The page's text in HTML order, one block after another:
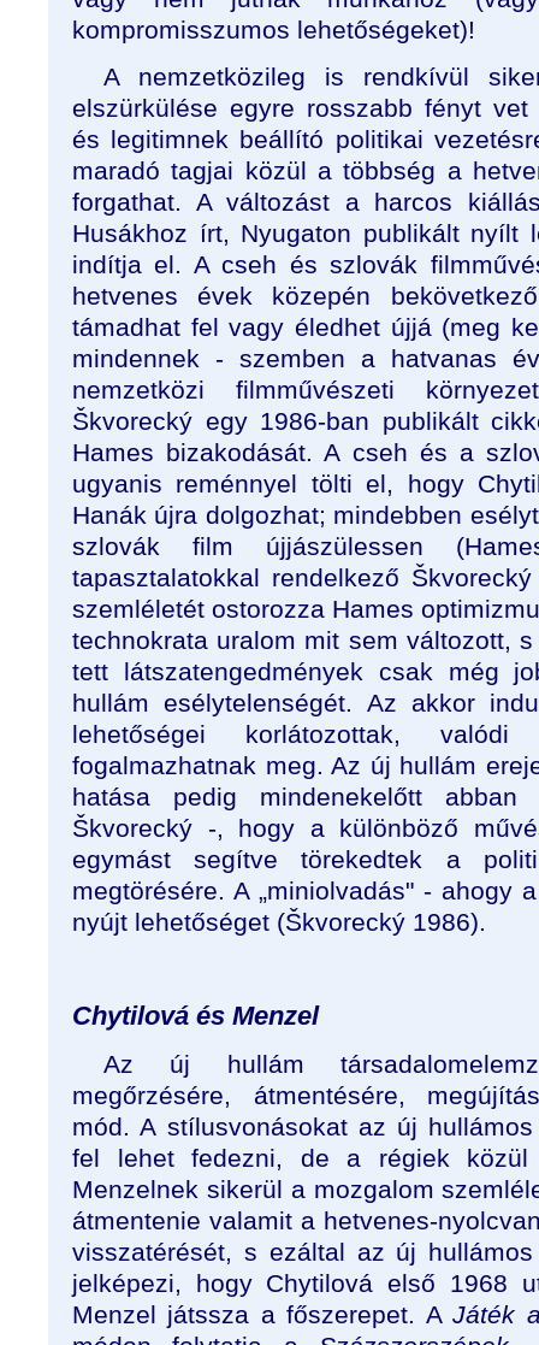
kompromisszumos lehetőségeket)!
A nemzetközileg is rendkívül
elszürkülése egyre rosszabb fényt
és legitimnek beállító politikai
maradó tagjai közül a többség a
forgathat. A változást a harcos
Husákhoz írt, Nyugaton publikált nyílt
indítja el. A cseh és szlovák
hetvenes évek közepén
támadhat fel vagy éledhet újjá (meg
mindennek - szemben a hatvanas
nemzetközi filmművészeti
Škvorecký egy 1986-ban publikált
Hames bizakodását. A cseh és a
ugyanis reménnyel tölti el, hogy
Hanák újra dolgozhat; mindebben
szlovák film újjászülessen
tapasztalatokkal rendelkező
szemléletét ostorozza Hames
technokrata uralom mit sem változott,
tett látszatengedmények csak még
hullám esélytelenségét. Az akkor
lehetőségei korlátozottak, valódi
fogalmazhatnak meg. Az új hullám
hatása pedig mindenekelőtt
Škvorecký -, hogy a különböző
egymást segítve törekedtek a
megtörésére. A „miniolvadás" - ahogy
nyújt lehetőséget (Škvorecký 1986).
Chytilová és Menzel
Az új hullám
megőrzésére, átmentésére,
mód. A stílusvonásokat az új
fel lehet fedezni, de a régiek közül
Menzelnek sikerül a mozgalom
átmentenie valamit a hetvenes-
visszatérését, s ezáltal az új
jelképezi, hogy Chytilová első 1968
Menzel játssza a főszerepet. AJáték